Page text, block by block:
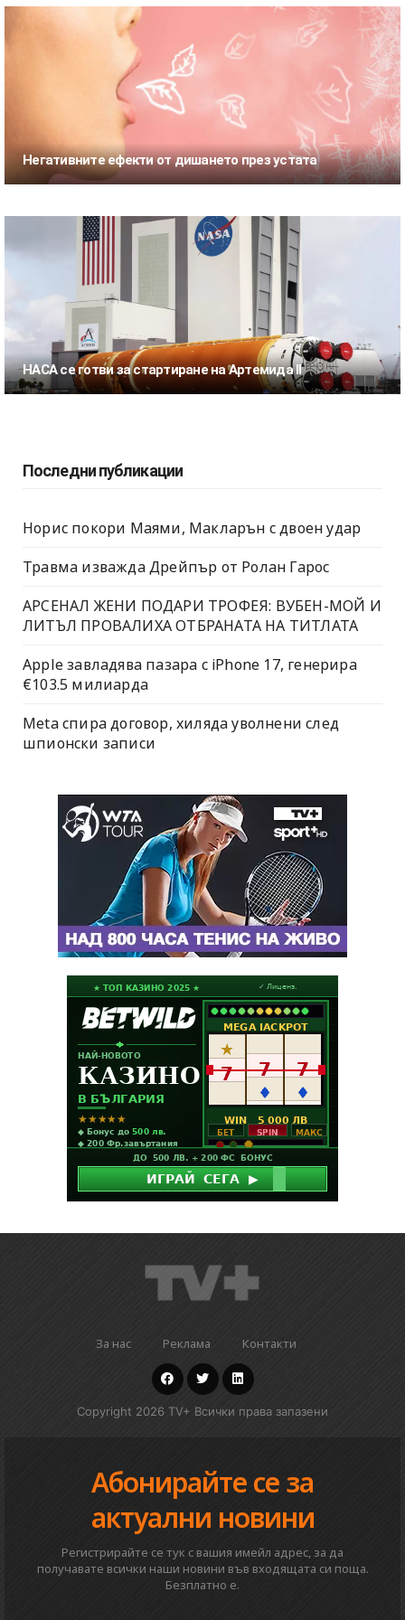
Негативните ефекти от дишането през устата
НАСА се готви за стартиране на Артемида II
Последни публикации
Норис покори Маями, Макларън с двоен удар
Травма изважда Дрейпър от Ролан Гарос
АРСЕНАЛ ЖЕНИ ПОДАРИ ТРОФЕЯ: ВУБЕН-МОЙ И
ЛИТЪЛ ПРОВАЛИХА ОТБРАНАТА НА ТИТЛАТА
Apple завладява пазара с iPhone 17, генерира
€103.5 милиарда
Meta спира договор, хиляда уволнени след
шпионски записи
За нас Реклама Контакти
Copyright 2026 TV+ Всички права запазени
Абонирайте се за
актуални новини
Регистрирайте се тук с вашия имейл адрес, за да
получавате всички наши новини във входящата си поща.
Безплатно е.